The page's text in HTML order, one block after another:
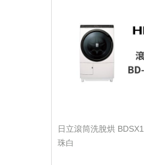
日立滾筒洗脫烘
珠白